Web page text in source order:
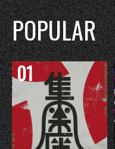
POPULAR